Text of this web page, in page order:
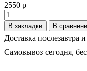
2550 р
В закладки
В
Доставка послезавтра
Самовывоз сегодня,